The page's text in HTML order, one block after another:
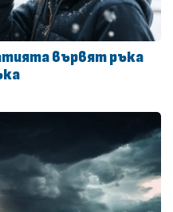
вървят ръка